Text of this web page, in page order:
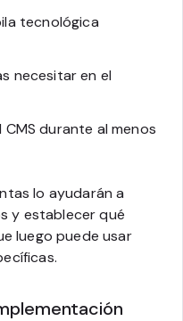
tecnológica
necesitar en el
durante al menos
lo ayudarán a
y establecer qué
luego puede usar